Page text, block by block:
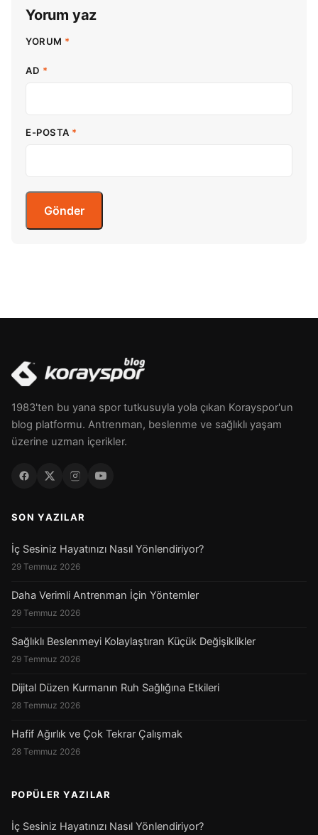
Yorum yaz
YORUM *
AD *
E-POSTA *
1983'ten bu yana spor tutkusuyla yola çıkan Korayspor'un
blog platformu. Antrenman, beslenme ve sağlıklı yaşam
üzerine uzman içerikler.
SON YAZILAR
İç Sesiniz Hayatınızı Nasıl Yönlendiriyor?
29 Temmuz 2026
Daha Verimli Antrenman İçin Yöntemler
29 Temmuz 2026
Sağlıklı Beslenmeyi Kolaylaştıran Küçük Değişiklikler
29 Temmuz 2026
Dijital Düzen Kurmanın Ruh Sağlığına Etkileri
28 Temmuz 2026
Hafif Ağırlık ve Çok Tekrar Çalışmak
28 Temmuz 2026
POPÜLER YAZILAR
İç Sesiniz Hayatınızı Nasıl Yönlendiriyor?